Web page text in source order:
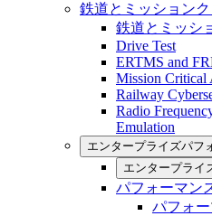
鉄道とミッション
鉄道とミッシ
Drive Test
ERTMS and
Mission Critical
Railway
Radio
Emulation
エンタープライズパフ
エンタープライ
パフォーマン
パフォ